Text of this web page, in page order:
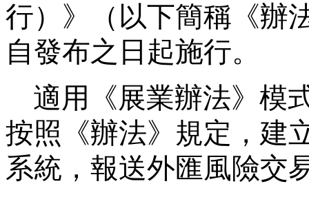
行）》（以下簡稱《辦
自發布之日起施行。
適用《展業辦法》模
按照《辦法》規定，建
系統，報送外匯風險交